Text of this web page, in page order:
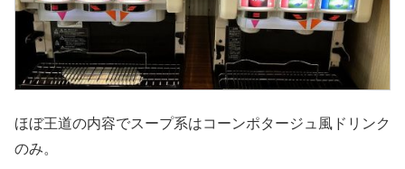
ほぼ王道の内容でスープ系はコーンポタージュ風ドリンク
のみ。